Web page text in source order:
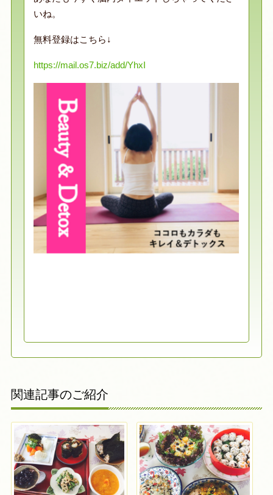
いね。
無料登録はこちら↓
https://mail.os7.biz/add/YhxI
関連記事のご紹介